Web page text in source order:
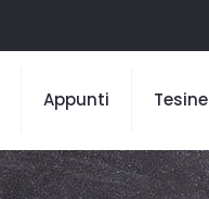
Appunti Tesine